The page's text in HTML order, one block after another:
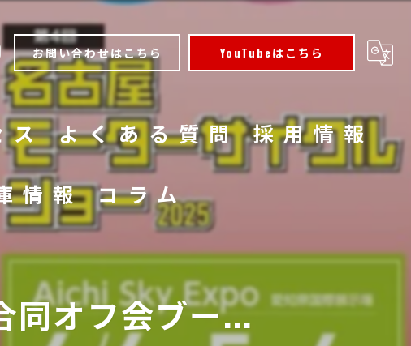
お問い合わせはこちら YouTubeはこちら
ス よくある質問 採用情報
情報 コラム
オフ会ブー...